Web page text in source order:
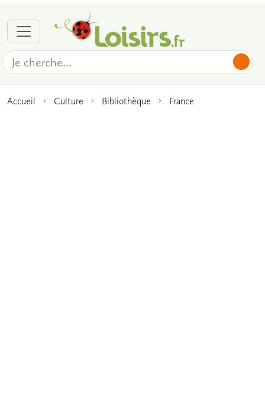
Accueil Culture Bibliothèque France